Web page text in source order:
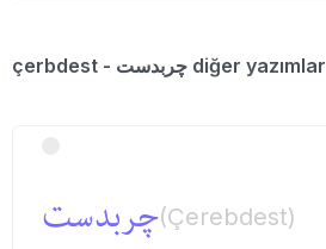
çerbdest - چربدست diğer yazımlar
چربدست(Çerebdest)